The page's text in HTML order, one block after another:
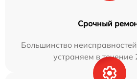
Срочный
Большинство
устраняем в течение